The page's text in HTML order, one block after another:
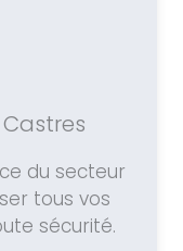
du secteur
tous vos
sécurité.